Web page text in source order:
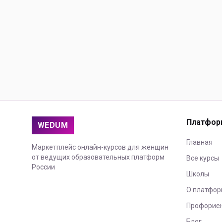
WEDUM
Маркетплейс онлайн-курсов для женщин
от ведущих образовательных платформ
России
Главная
Все курсы
Школы
О